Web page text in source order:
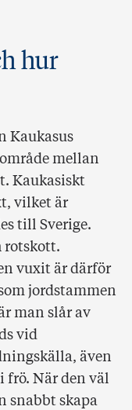
hur
Kaukasus
mellan
Kaukasiskt
vilket är
till Sverige.
rotskott.
vuxit är därför
jordstammen
man slår av
vid
även
frö. När den väl
snabbt skapa